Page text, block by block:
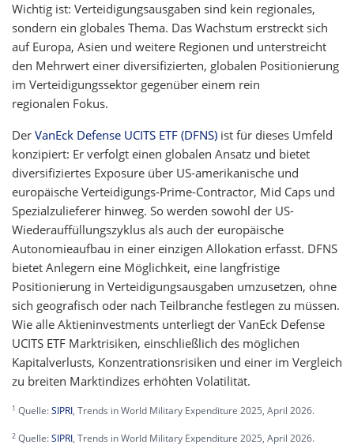
Wichtig ist: Verteidigungsausgaben sind kein regionales,
sondern ein globales Thema. Das Wachstum erstreckt sich
auf Europa, Asien und weitere Regionen und unterstreicht
den Mehrwert einer diversifizierten, globalen Positionierung
im Verteidigungssektor gegenüber einem rein
regionalen Fokus.
Der VanEck Defense UCITS ETF (DFNS) ist für dieses Umfeld
konzipiert: Er verfolgt einen globalen Ansatz und bietet
diversifiziertes Exposure über US-amerikanische und
europäische Verteidigungs-Prime-Contractor, Mid Caps und
Spezialzulieferer hinweg. So werden sowohl der US-
Wiederauffüllungszyklus als auch der europäische
Autonomieaufbau in einer einzigen Allokation erfasst. DFNS
bietet Anlegern eine Möglichkeit, eine langfristige
Positionierung in Verteidigungsausgaben umzusetzen, ohne
sich geografisch oder nach Teilbranche festlegen zu müssen.
Wie alle Aktieninvestments unterliegt der VanEck Defense
UCITS ETF Marktrisiken, einschließlich des möglichen
Kapitalverlusts, Konzentrationsrisiken und einer im Vergleich
zu breiten Marktindizes erhöhten Volatilität.
1 Quelle:SIPRI, Trends in World Military Expenditure 2025, April 2026.
2 Quelle:SIPRI, Trends in World Military Expenditure 2025, April 2026.